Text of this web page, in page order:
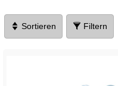
Sortieren Filtern